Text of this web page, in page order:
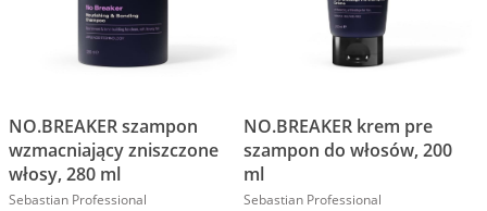
NO.BREAKER szampon
wzmacniający zniszczone
włosy, 280 ml
Sebastian Professional
NO.BREAKER krem pre
szampon do włosów, 200
ml
Sebastian Professional